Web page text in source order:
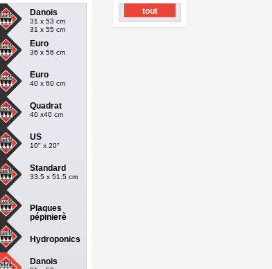
Danois
31 x 53 cm
31 x 55 cm
Euro
36 x 56 cm
Euro
40 x 60 cm
Quadrat
40 x40 cm
US
10" x 20"
Standard
33.5 x 51.5 cm
Plaques
pépinierè
Hydroponics
Danois
tout